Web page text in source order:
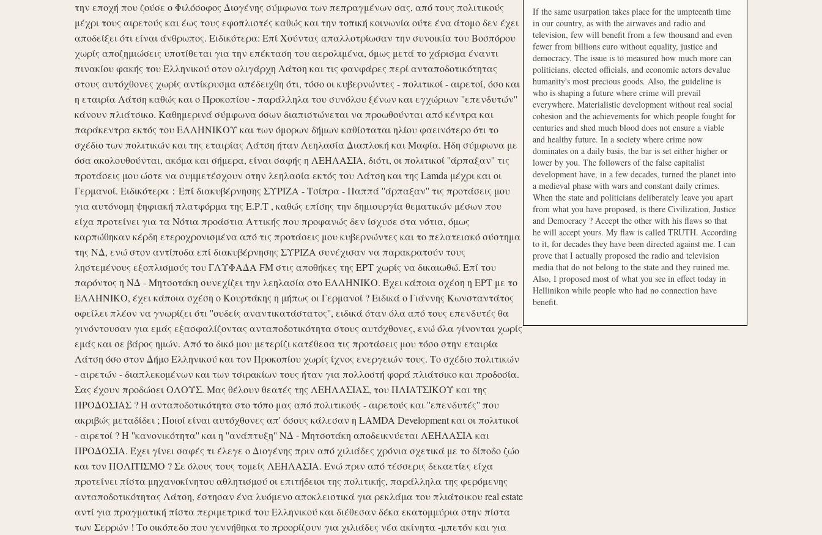
την εποχή που ζούσε ο Φιλόσοφος Διογένης σύμφωνα των πεπραγμένων σας, από τους πολιτικούς
μέχρι τους αιρετούς και έως τους εφοπλιστές καθώς και την τοπική κοινωνία ούτε ένα άτομο δεν έχει
αποδείξει ότι είναι άνθρωπος. Ειδικότερα: Επί Χούντας απαλλοτρίωσαν την συνοικία του Βοσπόρου
χωρίς αποζημιώσεις υποτίθεται για την επέκταση του αερολιμένα, όμως μετά το χάρισμα έναντι
πινακίου φακής του Ελληνικού στον ολιγάρχη Λάτση και τις φανφάρες περί ανταποδοτικότητας
στους αυτόχθονες χωρίς αντίκρυσμα απέδειχθη ότι, τόσο οι κυβερνώντες - πολιτικοί - αιρετοί, όσο και
η εταιρία Λάτση καθώς και ο Προκοπίου - παράλληλα του συνόλου ξένων και εγχώριων ''επενδυτών''
κάνουν πλιάτσικο. Καθημερινά σύμφωνα όσων διαπιστώνεται να προωθούνται από κέντρα και
παράκεντρα εκτός του ΕΛΛΗΝΙΚΟΥ και των όμορων δήμων καθίσταται ηλίου φαεινότερο ότι το
σχέδιο των πολιτικών και της εταιρίας Λάτση ήταν Λεηλασία Διαπλοκή και Μαφία. Ήδη σύμφωνα με
όσα ακολουθούνται, ακόμα και σήμερα, είναι σαφής η ΛΕΗΛΑΣΙΑ, διότι, οι πολιτικοί ''άρπαξαν'' τις
προτάσεις μου ώστε να συμμετέσχουν στην λεηλασία εκτός του Λάτση και της Lamda μέχρι και οι
Γερμανοί. Ειδικότερα：Επί διακυβέρνησης ΣΥΡΙΖΑ - Τσίπρα - Παππά ''άρπαξαν'' τις προτάσεις μου
για αυτόνομη ψηφιακή πλατφόρμα της Ε.Ρ.Τ , καθώς επίσης την δημιουργία θεματικών μέσων που
είχα προτείνει για τα Νότια προάστια Αττικής που προφανώς δεν ίσχυσε στα νότια, όμως
καρπώθηκαν κέρδη ετεροχρονισμένα από τις προτάσεις μου κυβερνώντες και το πελατειακό σύστημα
της ΝΔ, ενώ στον αντίποδα επί διακυβέρνησης ΣΥΡΙΖΑ συνέχισαν να παρακρατούν τους
ληστεμένους εξοπλισμούς του ΓΛΥΦΑΔΑ FM στις αποθήκες της ΕΡΤ χωρίς να δικαιωθώ. Επί του
παρόντος η ΝΔ - Μητσοτάκη συνεχίζει την λεηλασία στο ΕΛΛΗΝΙΚΟ. Έχει κάποια σχέση η ΕΡΤ με το
ΕΛΛΗΝΙΚΟ, έχει κάποια σχέση ο Κουρτάκης η μήπως οι Γερμανοί ? Ειδικά ο Γιάννης Κωνσταντάτος
οφείλει πλέον να γνωρίζει ότι ''ουδείς αναντικατάστατος'', ειδικά όταν όλα από τους επενδυτές θα
γινόντουσαν για εμάς εξασφαλίζοντας ανταποδοτικότητα στους αυτόχθονες, ενώ όλα γίνονται χωρίς
εμάς και σε βάρος ημών. Από το δικό μου μετερίζι κατέθεσα τις προτάσεις μου τόσο στην εταιρία
Λάτση όσο στον Δήμο Ελληνικού και τον Προκοπίου χωρίς ίχνος ενεργειών τους. Το σχέδιο πολιτικών
- αιρετών - διαπλεκομένων και των τσιρακίων τους ήταν για πολλοστή φορά πλιάτσικο και προδοσία.
Σας έχουν προδώσει ΟΛΟΥΣ. Μας θέλουν θεατές της ΛΕΗΛΑΣΙΑΣ, του ΠΛΙΑΤΣΙΚΟΥ και της
ΠΡΟΔΟΣΙΑΣ ? Η ανταποδοτικότητα στο τόπο μας από πολιτικούς - αιρετούς και ''επενδυτές'' που
ακριβώς μεταδίδει ; Ποιοί είναι αυτόχθονες απ' όσους κάλεσαν η LAMDA Development και οι πολιτικοί
- αιρετοί ? Η ''κανονικότητα'' και η ''ανάπτυξη'' ΝΔ - Μητσοτάκη αποδεικνύεται ΛΕΗΛΑΣΙΑ και
ΠΡΟΔΟΣΙΑ. Έχει γίνει σαφές τι έλεγε ο Διογένης πριν από χιλιάδες χρόνια σχετικά με το δίποδο ζώο
και τον ΠΟΛΙΤΙΣΜΟ ? Σε όλους τους τομείς ΛΕΗΛΑΣΙΑ. Ενώ πριν από τέσσερις δεκαετίες είχα
προτείνει πίστα μηχανοκίνητου αθλητισμού οι επιτήδειοι της πολιτικής, παράλληλα της φερόμενης
ανταποδοτικότητας Λάτση, έστησαν ένα λυόμενο αποκλειστικά για ρεκλάμα του πλιάτσικου real estate
αντί για πραγματική πίστα περιμετρικά του Ελληνικού και διέθεσαν δέκα εκατομμύρια στην πίστα
των Σερρών ! Το οικόπεδο που γεννήθηκα το προορίζουν για χιλιάδες νέα ακίνητα -μπετόν και για
If the same usurpation takes place for the umpteenth time
in our country, as with the airwaves and radio and
television, few will benefit from a few thousand and even
fewer from billions euro without equality, justice and
democracy. The issue is to measured how much more can
politicians, elected officials, and economic actors devalue
humanity's most precious goods. Also, the guideline is
who is shaping a future where crime will prevail
everywhere. Materialistic development without real social
cohesion and the achievements for which people fought for
centuries and shed much blood does not ensure a viable
and healthy future. In a society where crime now
dominates on a daily basis, the bar is set either higher or
lower by you. The followers of the false capitalist
development have, in a few decades, turned the planet into
a medieval phase with wars and constant daily crimes.
When the state and politicians deliberately leave you apart
from what you have proposed, is there Civilization, Justice
and Democracy ? Accept the other with his flaws so that
he will accept yours. My flaw is called TRUTH. According
to it, for decades they have been directed against me. I can
prove that I actually proposed the radio and television
media that do not belong to the state and they ruined me.
Also, I proposed most of what you see in effect today in
Hellinikon while people who had no connection have
benefit.